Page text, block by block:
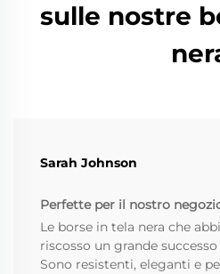
sulle nostre
Sarah Johnson
Perfette per il nostro
Le borse in tela nera che
riscosso un grande
Sono resistenti, eleganti e